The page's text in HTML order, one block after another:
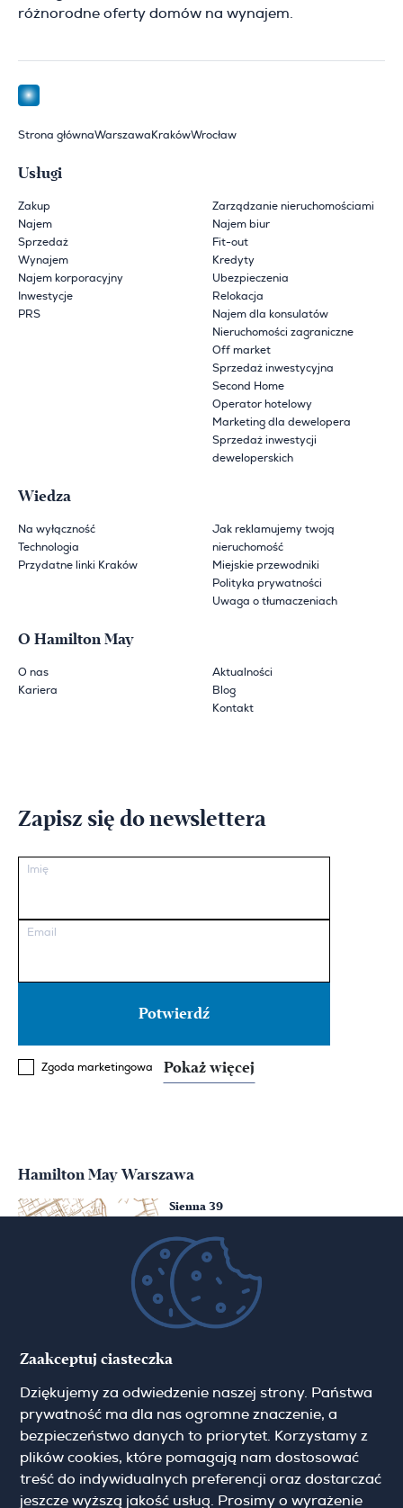
różnorodne oferty domów na wynajem.
Strona głównaWarszawa KrakówWrocław
Usługi
Zakup
Najem
Sprzedaż
Wynajem
Najem korporacyjny
Inwestycje
PRS
Zarządzanie nieruchomościami
Najem biur
Fit-out
Kredyty
Ubezpieczenia
Relokacja
Najem dla konsulatów
Nieruchomości zagraniczne
Off market
Sprzedaż inwestycyjna
Second Home
Operator hotelowy
Marketing dla dewelopera
Sprzedaż inwestycji
deweloperskich
Wiedza
Na wyłączność
Technologia
Przydatne linki Kraków
Jak reklamujemy twoją
nieruchomość
Miejskie przewodniki
Polityka prywatności
Uwaga o tłumaczeniach
O Hamilton May
O nas
Kariera
Aktualności
Blog
Kontakt
Zapisz się do newslettera
Imię
Email
Zgoda marketingowa Pokaż więcej
Hamilton May Warszawa
Sienna 39
(+48) 22 428 16 15
warsaw@hamiltonmay.com
31-117 Krakow
(+48) 12 426 51 26
krakow@hamiltonmay.com
Zaakceptuj ciasteczka
Dziękujemy za odwiedzenie naszej strony. Państwa
prywatność ma dla nas ogromne znaczenie, a
bezpieczeństwo danych to priorytet. Korzystamy z
plików cookies, które pomagają nam dostosować
treść do indywidualnych preferencji oraz dostarczać
jeszcze wyższą jakość usług. Prosimy o wyrażenie